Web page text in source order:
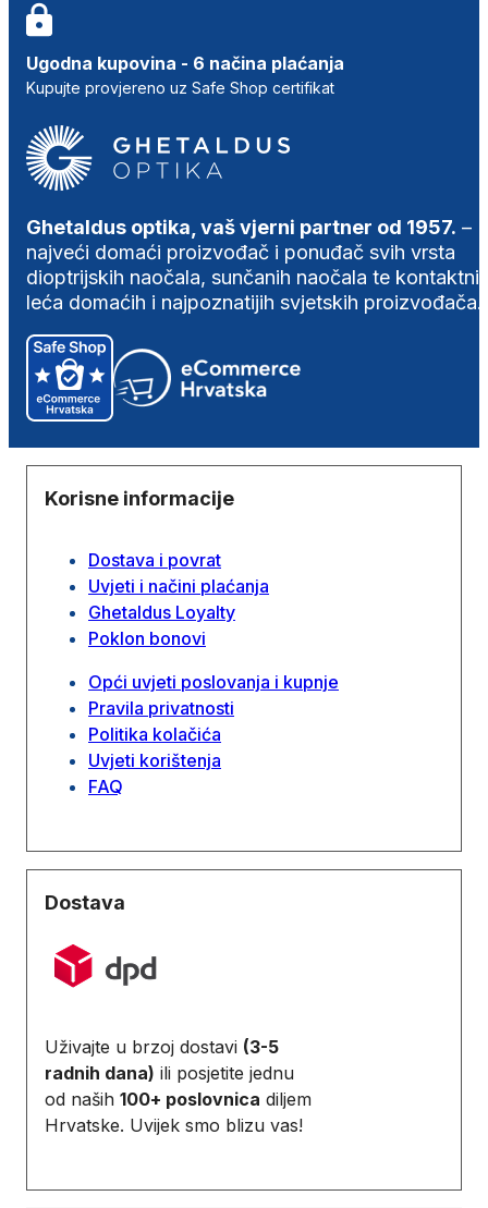
Ugodna kupovina - 6 načina plaćanja
Kupujte provjereno uz Safe Shop certifikat
Ghetaldus optika, vaš vjerni partner od 1957. –
najveći domaći proizvođač i ponuđač svih vrsta
dioptrijskih naočala, sunčanih naočala te
leća domaćih i najpoznatijih svjetskih proizvođača.
Korisne informacije
Dostava i povrat
Uvjeti i načini plaćanja
Ghetaldus Loyalty
Poklon bonovi
Opći uvjeti poslovanja i kupnje
Pravila privatnosti
Politika kolačića
Uvjeti korištenja
FAQ
Dostava
Uživajte u brzoj dostavi (3-5
radnih dana) ili posjetite jednu
od naših 100+ poslovnica diljem
Hrvatske. Uvijek smo blizu vas!